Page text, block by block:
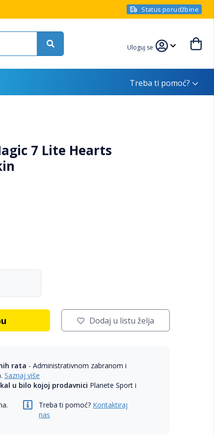
Status porudžbine
Uloguj se
Treba ti pomoć?
7 Lite Hearts
Dodaj u listu želja
rata - Administrativnom zabranom i
Saznaj više
u bilo kojoj prodavnici Planete Sport i
Treba ti pomoć? Kontaktiraj
nas